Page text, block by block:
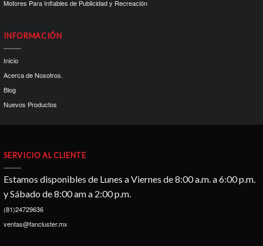
Motores Para Inflables de Publicidad y Recreación
INFORMACIÓN
Inicio
Acerca de Nosotros.
Blog
Nuevos Productos
SERVICIO AL CLIENTE
Estamos disponibles de Lunes a Viernes de 8:00 a.m. a 6:00 p.m.
y Sábado de 8:00 am a 2:00 p.m.
(81)24729636
ventas@fancluster.mx